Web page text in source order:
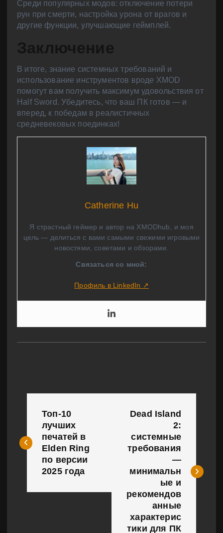
Среди популярных модов: отключение потери
рун при смерти, настройка урона от врагов и
другие функции, улучшающие геймплей.
Заключение
В итоге, знание системных требований и
использование инструментов вроде XMOD
помогут вам получить максимум удовольствия от
Half Sword. Убедитесь, что ваш ПК готов — и
вперед, к победам в реалистичных
средневековых поединках!
Catherine Hu
Я страстный геймер и автор на XMODhub, и моя
цель — делиться с вами самыми свежими игровыми
новостями, советами и обзорами.
Связаться со мной:
Профиль в LinkedIn ↗
в
Топ-10
лучших
печатей в
Elden Ring
по версии
2025 года
Dead Island
2:
системные
требования
—
минимальн
ые и
рекомендов
анные
характерис
тики для ПК